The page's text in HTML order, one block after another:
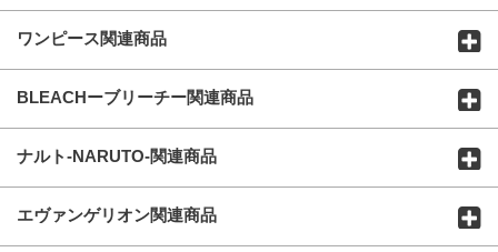
ワンピース関連商品
BLEACHーブリーチー関連商品
ナルト-NARUTO-関連商品
エヴァンゲリオン関連商品